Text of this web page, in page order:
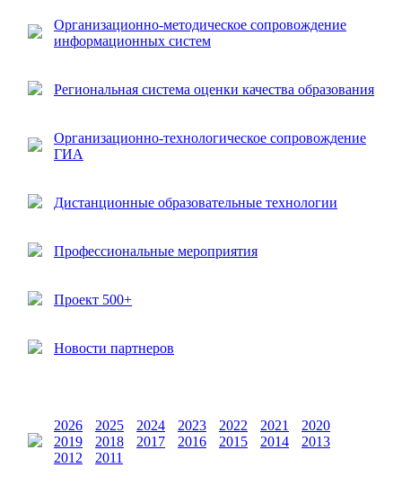
Организационно-методическое сопровождение
информационных систем
Региональная система оценки качества образования
Организационно-технологическое сопровождение
ГИА
Дистанционные образовательные технологии
Профессиональные мероприятия
Проект 500+
Новости партнеров
2026 2025 2024 2023 2022 2021
2020
2019
2018 2017 2016 2015 2014
2013
2012
2011